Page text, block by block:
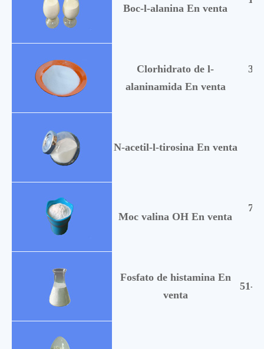
Boc-l-alanina En venta
Clorhidrato de l-
alaninamida En venta
N-acetil-l-tirosina En venta
Moc valina OH En venta
Fosfato de histamina En
venta
51-